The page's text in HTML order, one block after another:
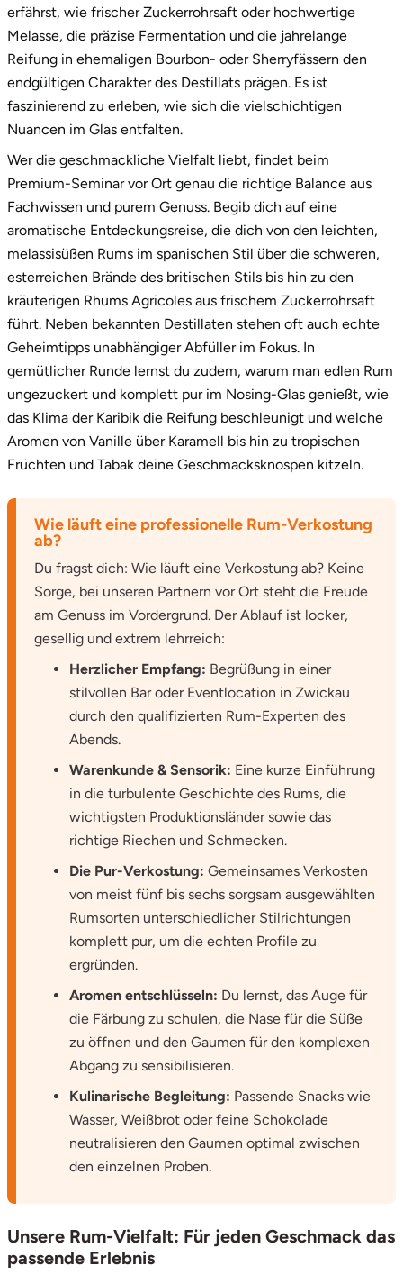
erfährst, wie frischer Zuckerrohrsaft oder hochwertige
Melasse, die präzise Fermentation und die jahrelange
Reifung in ehemaligen Bourbon- oder Sherryfässern den
endgültigen Charakter des Destillats prägen. Es ist
faszinierend zu erleben, wie sich die vielschichtigen
Nuancen im Glas entfalten.
Wer die geschmackliche Vielfalt liebt, findet beim
Premium-Seminar vor Ort genau die richtige Balance aus
Fachwissen und purem Genuss. Begib dich auf eine
aromatische Entdeckungsreise, die dich von den leichten,
melassisüßen Rums im spanischen Stil über die schweren,
esterreichen Brände des britischen Stils bis hin zu den
kräuterigen Rhums Agricoles aus frischem Zuckerrohrsaft
führt. Neben bekannten Destillaten stehen oft auch echte
Geheimtipps unabhängiger Abfüller im Fokus. In
gemütlicher Runde lernst du zudem, warum man edlen Rum
ungezuckert und komplett pur im Nosing-Glas genießt, wie
das Klima der Karibik die Reifung beschleunigt und welche
Aromen von Vanille über Karamell bis hin zu tropischen
Früchten und Tabak deine Geschmacksknospen kitzeln.
Wie läuft eine professionelle Rum-Verkostung
ab?
Du fragst dich: Wie läuft eine Verkostung ab? Keine
Sorge, bei unseren Partnern vor Ort steht die Freude
am Genuss im Vordergrund. Der Ablauf ist locker,
gesellig und extrem lehrreich:
Herzlicher Empfang: Begrüßung in einer
stilvollen Bar oder Eventlocation in Zwickau
durch den qualifizierten Rum-Experten des
Abends.
Warenkunde & Sensorik: Eine kurze Einführung
in die turbulente Geschichte des Rums, die
wichtigsten Produktionsländer sowie das
richtige Riechen und Schmecken.
Die Pur-Verkostung: Gemeinsames Verkosten
von meist fünf bis sechs sorgsam ausgewählten
Rumsorten unterschiedlicher Stilrichtungen
komplett pur, um die echten Profile zu
ergründen.
Aromen entschlüsseln: Du lernst, das Auge für
die Färbung zu schulen, die Nase für die Süße
zu öffnen und den Gaumen für den komplexen
Abgang zu sensibilisieren.
Kulinarische Begleitung: Passende Snacks wie
Wasser, Weißbrot oder feine Schokolade
neutralisieren den Gaumen optimal zwischen
den einzelnen Proben.
Unsere Rum-Vielfalt: Für jeden Geschmack das
passende Erlebnis
Stade
Steinburg
Stendal
Stormarn
Straubing
Stuttgart
Sulz am Neckar
Tannheimer Tal
Tegernsee
Teltow-Fläming
Uelzen
Ulm
Vorpommern-Greifswald
Vorpommern-Rügen
Wertach
Würzburg
Zweibrücken
Öhringen